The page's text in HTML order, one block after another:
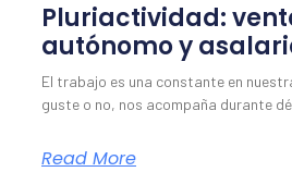
Pluriactividad:
autónomo y
El trabajo es una constante en
guste o no, nos acompaña durante
Read More